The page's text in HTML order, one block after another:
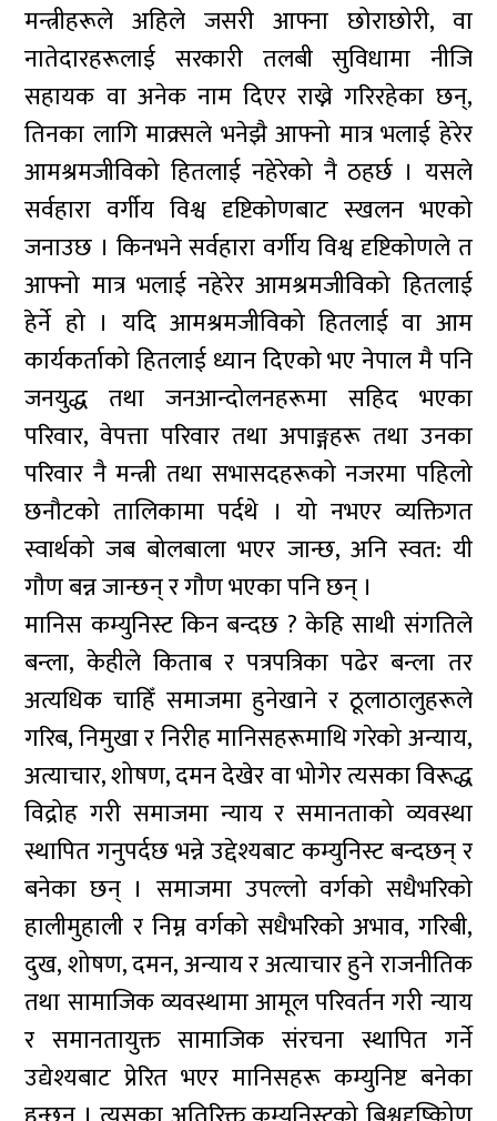
मन्त्रीहरूले अहिले जसरी आफ्ना छोराछोरी, वा
नातेदारहरूलाई सरकारी तलबी सुविधामा नीजि
सहायक वा अनेक नाम दिएर राख्ने गरिरहेका छन्,
तिनका लागि माक्र्सले भनेझै आफ्नो मात्र भलाई हेरेर
आमश्रमजीविको हितलाई नहेरेको नै ठहर्छ । यसले
सर्वहारा वर्गीय विश्व दृष्टिकोणबाट स्खलन भएको
जनाउछ । किनभने सर्वहारा वर्गीय विश्व दृष्टिकोणले त
आफ्नो मात्र भलाई नहेरेर आमश्रमजीविको हितलाई
हेर्ने हो । यदि आमश्रमजीविको हितलाई वा आम
कार्यकर्ताको हितलाई ध्यान दिएको भए नेपाल मै पनि
जनयुद्ध तथा जनआन्दोलनहरूमा सहिद भएका
परिवार, वेपत्ता परिवार तथा अपाङ्गहरू तथा उनका
परिवार नै मन्त्री तथा सभासदहरूको नजरमा पहिलो
छनौटको तालिकामा पर्दथे । यो नभएर व्यक्तिगत
स्वार्थको जब बोलबाला भएर जान्छ, अनि स्वत: यी
गौण बन्न जान्छन् र गौण भएका पनि छन् ।
मानिस कम्युनिस्ट किन बन्दछ ? केहि साथी संगतिले
बन्ला, केहीले किताब र पत्रपत्रिका पढेर बन्ला तर
अत्यधिक चाहिँ समाजमा हुनेखाने र ठूलाठालुहरूले
गरिब, निमुखा र निरीह मानिसहरूमाथि गरेको अन्याय,
अत्याचार, शोषण, दमन देखेर वा भोगेर त्यसका विरूद्ध
विद्रोह गरी समाजमा न्याय र समानताको व्यवस्था
स्थापित गनुपर्दछ भन्ने उद्देश्यबाट कम्युनिस्ट बन्दछन् र
बनेका छन् । समाजमा उपल्लो वर्गको सधैभरिको
हालीमुहाली र निम्न वर्गको सधैभरिको अभाव, गरिबी,
दुख, शोषण, दमन, अन्याय र अत्याचार हुने राजनीतिक
तथा सामाजिक व्यवस्थामा आमूल परिवर्तन गरी न्याय
र समानतायुक्त सामाजिक संरचना स्थापित गर्ने
उद्येश्यबाट प्रेरित भएर मानिसहरू कम्युनिष्ट बनेका